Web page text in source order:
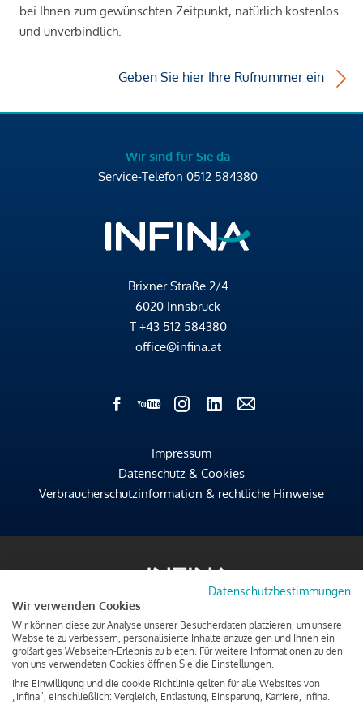
bei Ihnen zum gewünschten Zeitpunkt, natürlich kostenlos
und unverbindlich.
Geben Sie hier Ihre Rufnummer ein
Wir sind für Sie da
Service-Telefon 0512 584380
Brixner Straße 2/4
6020 Innsbruck
T +43 512 584380
office@infina.at
Impressum
Datenschutz & Cookies
Verbraucherschutzinformation & rechtliche Hinweise
Datenschutzbestimmungen
Wir verwenden Cookies
Wir können diese zur Analyse unserer Besucherdaten platzieren, um unsere
Webseite zu verbessern, personalisierte Inhalte anzuzeigen und Ihnen ein
großartiges Webseiten-Erlebnis zu bieten. Für weitere Informationen zu den
von uns verwendeten Cookies öffnen Sie die Einstellungen.
Ihre Einwilligung und die cookie Richtlinie gelten für alle Websites von
„Infina“, einschließlich: Vergleich, Entlastung, Einsparung, Karriere, Infina.